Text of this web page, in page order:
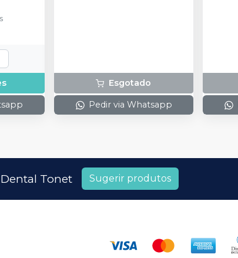
Esgotado
Pedir via Whatsapp
Dental Tonet Sugerir produtos